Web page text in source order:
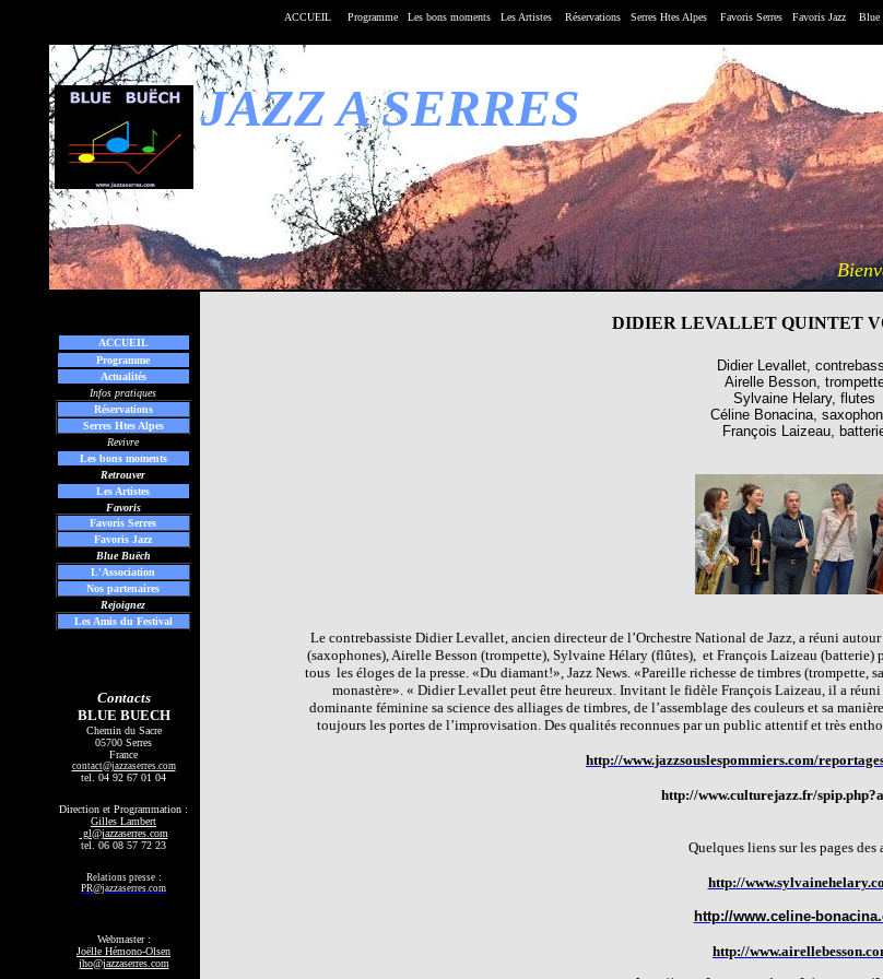
ACCUEIL Programme Les bons moments Les Artistes Réservations Serres Htes Alpes Favoris Serres Favoris Jazz Blue
JAZZ A SERRES
ACCUEIL
Programme
Actualités
Infos pratiques
Réservations
Serres Htes Alpes
Revivre
Les bons moments
Retrouver
Les Artistes
Favoris
Favoris Serres
Favoris Jazz
Blue Buëch
L'Association
Nos partenaires
Rejoignez
Les Amis du Festival
Contacts
BLUE BUECH
Chemin du Sacre
05700 Serres
France
contact@jazzaserres.com
tel. 04 92 67 01 04
Direction et Programmation :
Gilles Lambert
gl@jazzaserres.com
tel. 06 08 57 72 23
Relations presse:
PR@jazzaserres.com
Webmaster :
Joëlle Hémono-Olsen
jho@jazzaserres.com
DIDIER LEVALLET QUINTET
Didier Levallet,
Airelle Besson,
Sylvaine Helary, flutes
Céline Bonacina,
François Laizeau,
Le contrebassiste Didier Levallet, ancien directeur de l’Orchestre National de Jazz, a réuni
(saxophones), Airelle Besson (trompette), Sylvaine Hélary (flûtes), et François Laizeau (batterie)
tous les éloges de la presse. «Du diamant!», Jazz News. «Pareille richesse de timbres
monastère». « Didier Levallet peut être heureux. Invitant le fidèle François Laizeau, il a
dominante féminine sa science des alliages de timbres, de l’assemblage des couleurs et sa
toujours les portes de l’improvisation. Des qualités reconnues par un public attentif et très
http://www.jazzsouslespommiers.com/
http://www.culturejazz.fr/
Quelques liens sur les pages des
http://
http://www.celine-
http://